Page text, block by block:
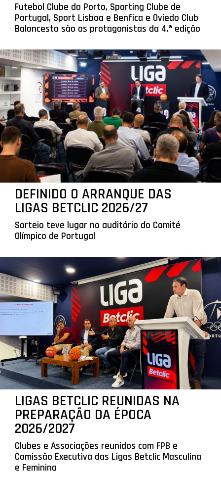
Futebol Clube do Porto, Sporting Clube de
Portugal, Sport Lisboa e Benfica e Oviedo Club
Baloncesto são os protagonistas da 4.ª edição
DEFINIDO O ARRANQUE DAS
LIGAS BETCLIC 2026/27
Sorteio teve lugar no auditório do Comité
Olímpico de Portugal
LIGAS BETCLIC REUNIDAS NA
PREPARAÇÃO DA ÉPOCA
2026/2027
Clubes e Associações reunidos com FPB e
Comissão Executiva das Ligas Betclic Masculina
e Feminina